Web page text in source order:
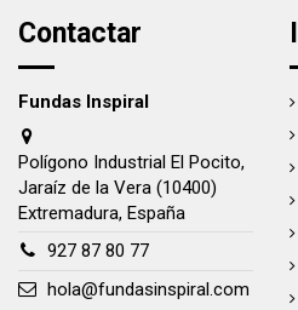
Contactar
Fundas Inspiral
Polígono Industrial El Pocito,
Jaraíz de la Vera (10400)
Extremadura, España
927 87 80 77
hola@fundasinspiral.com